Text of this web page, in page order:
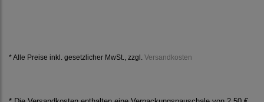
* Alle Preise inkl. gesetzlicher MwSt., zzgl. Versandkosten